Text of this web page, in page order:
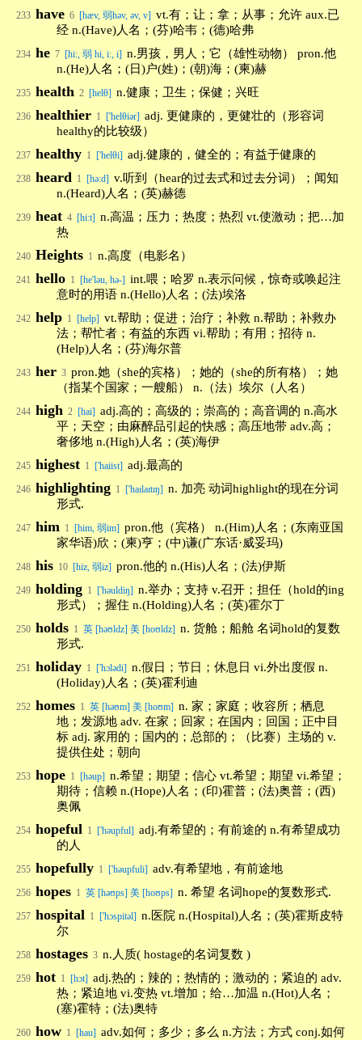
233 have 6 [hæv, 弱həv, əv, v] vt.有；让；拿；从事；允许 aux.已
经 n.(Have)人名；(芬)哈韦；(德)哈弗
234 he 7 [hi:, 弱 hi, i:, i] n.男孩，男人；它（雄性动物） pron.他
n.(He)人名；(日)户(姓)；(朝)海；(柬)赫
235 health 2 [helθ] n.健康；卫生；保健；兴旺
236 healthier 1 ['helθiər] adj. 更健康的，更健壮的（形容词
healthy的比较级）
237 healthy 1 ['helθi] adj.健康的，健全的；有益于健康的
238 heard 1 [hə:d] v.听到（hear的过去式和过去分词）；闻知
n.(Heard)人名；(英)赫德
239 heat 4 [hi:t] n.高温；压力；热度；热烈 vt.使激动；把…加
热
240 Heights 1 n.高度（电影名）
241 hello 1 [he'ləu, hə-] int.喂；哈罗 n.表示问候，惊奇或唤起注
意时的用语 n.(Hello)人名；(法)埃洛
242 help 1 [help] vt.帮助；促进；治疗；补救 n.帮助；补救办
法；帮忙者；有益的东西 vi.帮助；有用；招待 n.
(Help)人名；(芬)海尔普
243 her 3 pron.她（she的宾格）；她的（she的所有格）；她
（指某个国家；一艘船） n.（法）埃尔（人名）
244 high 2 [hai] adj.高的；高级的；崇高的；高音调的 n.高水
平；天空；由麻醉品引起的快感；高压地带 adv.高；
奢侈地 n.(High)人名；(英)海伊
245 highest 1 ['haiist] adj.最高的
246 highlighting 1 ['haɪlaɪtɪŋ] n. 加亮 动词highlight的现在分词
形式.
247 him 1 [him, 弱im] pron.他（宾格） n.(Him)人名；(东南亚国
家华语)欣；(柬)亨；(中)谦(广东话·威妥玛)
248 his 10 [hiz, 弱iz] pron.他的 n.(His)人名；(法)伊斯
249 holding 1 ['həuldiŋ] n.举办；支持 v.召开；担任（hold的ing
形式）；握住 n.(Holding)人名；(英)霍尔丁
250 holds 1 英 [həʊldz] 美 [hoʊldz] n. 货舱；船舱 名词hold的复数
形式.
251 holiday 1 ['hɔlədi] n.假日；节日；休息日 vi.外出度假 n.
(Holiday)人名；(英)霍利迪
252 homes 1 英 [həʊm] 美 [hoʊm] n. 家；家庭；收容所；栖息
地；发源地 adv. 在家；回家；在国内；回国；正中目
标 adj. 家用的；国内的；总部的；（比赛）主场的 v.
提供住处；朝向
253 hope 1 [həup] n.希望；期望；信心 vt.希望；期望 vi.希望；
期待；信赖 n.(Hope)人名；(印)霍普；(法)奥普；(西)
奥佩
254 hopeful 1 ['həupful] adj.有希望的；有前途的 n.有希望成功
的人
255 hopefully 1 ['həupfuli] adv.有希望地，有前途地
256 hopes 1 英 [həʊps] 美 [hoʊps] n. 希望 名词hope的复数形式.
257 hospital 1 ['hɔspitəl] n.医院 n.(Hospital)人名；(英)霍斯皮特
尔
258 hostages 3 n.人质( hostage的名词复数 )
259 hot 1 [hɔt] adj.热的；辣的；热情的；激动的；紧迫的 adv.
热；紧迫地 vi.变热 vt.增加；给…加温 n.(Hot)人名；
(塞)霍特；(法)奥特
260 how 1 [hau] adv.如何；多少；多么 n.方法；方式 conj.如何